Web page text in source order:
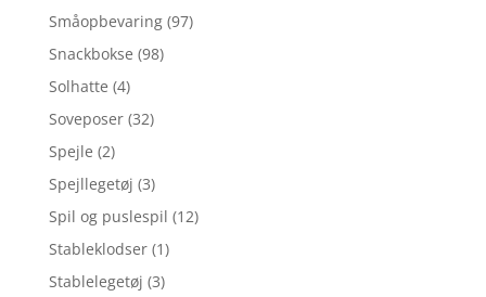
Småopbevaring (97)
Snackbokse (98)
Solhatte (4)
Soveposer (32)
Spejle (2)
Spejllegetøj (3)
Spil og puslespil (12)
Stableklodser (1)
Stablelegetøj (3)